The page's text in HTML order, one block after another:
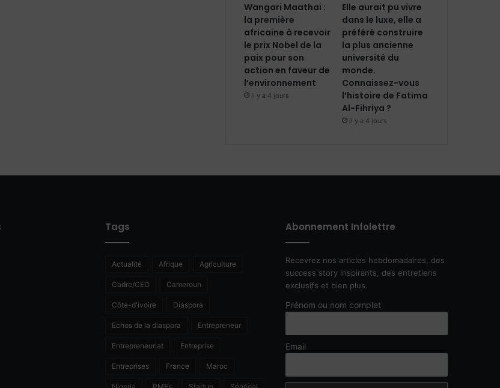
Wangari Maathai :
la première
africaine à recevoir
le prix Nobel de la
paix pour son
action en faveur de
l’environnement
il y a 4 jours
Elle aurait pu vivre
dans le luxe, elle a
préféré construire
la plus ancienne
université du
monde.
Connaissez-vous
l’histoire de Fatima
Al-Fihriya ?
il y a 4 jours
Tags
Actualité Afrique Agriculture
Cadre/CEO Cameroun
Côte-d'ivoire Diaspora
Echos de la diaspora Entrepreneur
Entrepreneuriat Entreprise
Entreprises France Maroc
Abonnement Infolettre
Recevrez nos articles hebdomadaires, des
success story inspirants, des entretiens
exclusifs et bien plus.
Prénom ou nom complet
Email